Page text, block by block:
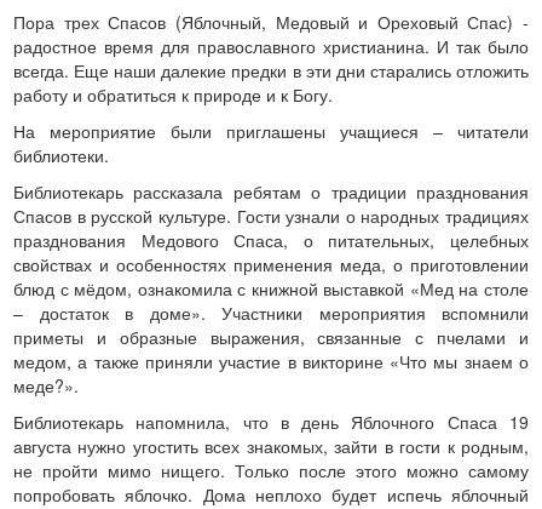
Пора трех Спасов (Яблочный, Медовый и Ореховый Спас) -
радостное время для православного христианина. И так было
всегда. Еще наши далекие предки в эти дни старались отложить
работу и обратиться к природе и к Богу.
На мероприятие были приглашены учащиеся – читатели
библиотеки.
Библиотекарь рассказала ребятам о традиции празднования
Спасов в русской культуре. Гости узнали о народных традициях
празднования Медового Спаса, о питательных, целебных
свойствах и особенностях применения меда, о приготовлении
блюд с мёдом, ознакомила с книжной выставкой «Мед на столе
– достаток в доме». Участники мероприятия вспомнили
приметы и образные выражения, связанные с пчелами и
медом, а также приняли участие в викторине «Что мы знаем о
меде?».
Библиотекарь напомнила, что в день Яблочного Спаса 19
августа нужно угостить всех знакомых, зайти в гости к родным,
не пройти мимо нищего. Только после этого можно самому
попробовать яблочко. Дома неплохо будет испечь яблочный